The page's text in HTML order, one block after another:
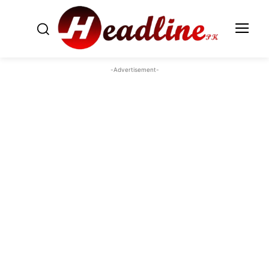
-Advertisement-